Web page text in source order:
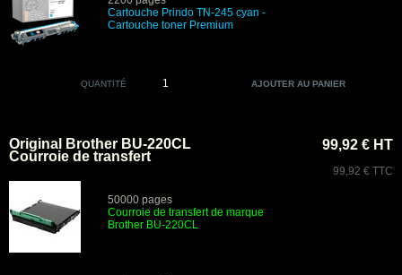
Cartouche Prindo TN-245 cyan -
Cartouche toner Premium
QUANTITÉ
Original Brother BU-220CL
Courroie de transfert
50000 pages
Courroie de transfert de marque
Brother BU-220CL
99,92 € HT
99,92 € TTC